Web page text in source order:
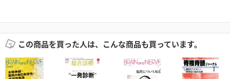
この商品を買った人は、こんな商品も買っています。